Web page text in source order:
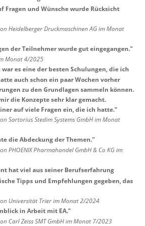
Fragen und Wünsche wurde Rücksicht
Heidelberger Druckmaschinen AG im Monat
der Teilnehmer wurde gut eingegangen."
Monat 4/2025
war es eine der besten Schulungen, die ich
auch schon ein paar Wochen vorher
zu den Grundlagen sammeln können.
die Konzepte sehr klar gemacht.
auf viele Fragen ein, die ich hatte."
Sartorius Stedim Systems GmbH im Monat
die Abdeckung der Themen."
PHOENIX Pharmahandel GmbH & Co KG im
hat viel aus seiner Berufserfahrung
Tipps und Empfehlungen gegeben, das
Universität Trier im Monat 2/2024
in Arbeit mit EA."
Carl Zeiss SMT GmbH im Monat 7/2023